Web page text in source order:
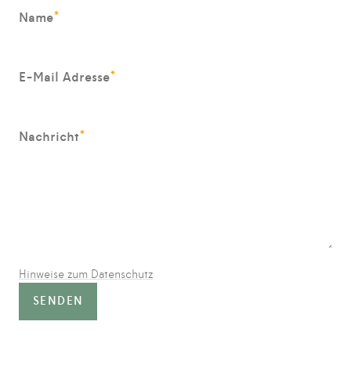
Name*
E-Mail Adresse*
Nachricht*
Hinweise zum Datenschutz
SENDEN